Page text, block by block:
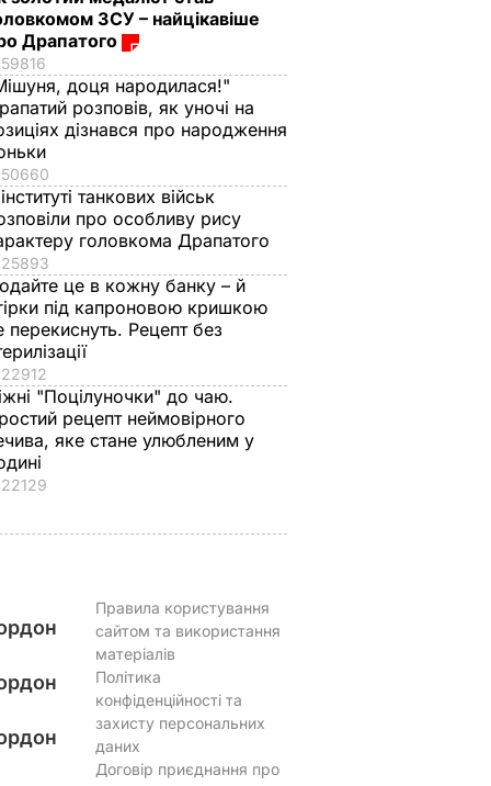
Що сталося
7 серпня, 17.26 БУЛЬВАР
ЗСУ – найцікавіше
Драпатого
59816
доця народилася!"
розповів, як уночі на
дізнався про народження
50660
танкових військ
про особливу рису
головкома Драпатого
25893
це в кожну банку – й
під капроновою кришкою
перекиснуть. Рецепт без
22912
"Поцілуночки" до чаю.
рецепт неймовірного
яке стане улюбленим у
22129
Правила користування
сайтом та використання
матеріалів
Політика
конфіденційності та
захисту персональних
даних
Договір приєднання про